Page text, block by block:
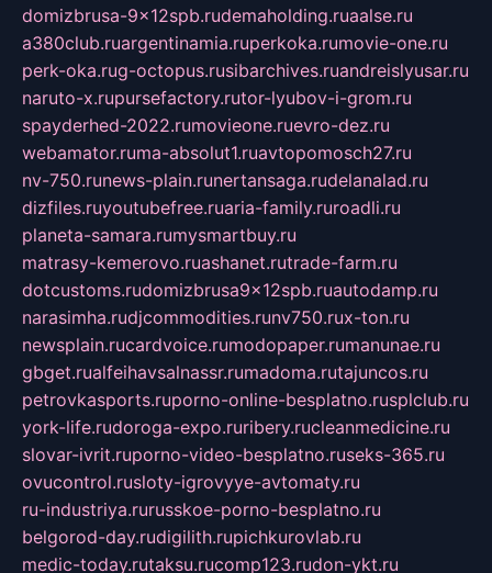
domizbrusa-9x12spb.rudemaholding.ruaalse.ru
a380club.ruargentinamia.ruperkoka.rumovie-one.ru
perk-oka.rug-octopus.rusibarchives.ruandreislyusar.ru
naruto-x.rupursefactory.rutor-lyubov-i-grom.ru
spayderhed-2022.rumovieone.ruevro-dez.ru
webamator.ruma-absolut1.ruavtopomosch27.ru
nv-750.runews-plain.runertansaga.rudelanalad.ru
dizfiles.ruyoutubefree.ruaria-family.ruroadli.ru
planeta-samara.rumysmartbuy.ru
matrasy-kemerovo.ruashanet.rutrade-farm.ru
dotcustoms.rudomizbrusa9x12spb.ruautodamp.ru
narasimha.rudjcommodities.runv750.rux-ton.ru
newsplain.rucardvoice.rumodopaper.rumanunae.ru
gbget.rualfeihavsalnassr.rumadoma.rutajuncos.ru
petrovkasports.ruporno-online-besplatno.rusplclub.ru
york-life.rudoroga-expo.ruribery.rucleanmedicine.ru
slovar-ivrit.ruporno-video-besplatno.ruseks-365.ru
ovucontrol.rusloty-igrovyye-avtomaty.ru
ru-industriya.rurusskoe-porno-besplatno.ru
belgorod-day.rudigilith.rupichkurovlab.ru
medic-today.rutaksu.rucomp123.rudon-ykt.ru